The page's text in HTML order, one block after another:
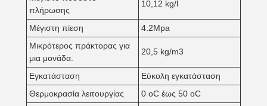
πλήρωσης
10,12 kg/l
Μέγιστη πίεση
4.2Mpa
Μικρότερος πράκτορας για
μια μονάδα.
20,5 kg/m3
Εγκατάσταση
Εύκολη εγκατάσταση
Θερμοκρασία λειτουργίας
0 oC έως 50 oC